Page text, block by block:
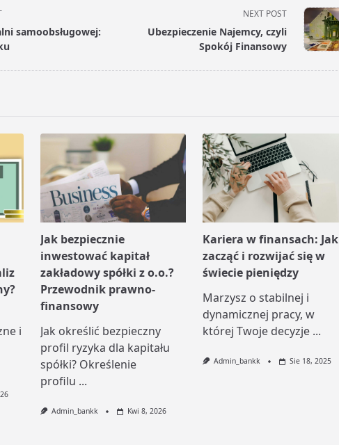
samoobsługowej:
NEXT POST
Ubezpieczenie Najemcy, czyli
Spokój Finansowy
i
Jak bezpiecznie
inwestować kapitał
zakładowy spółki z o.o.?
Przewodnik prawno-
finansowy
Jak określić bezpieczny
profil ryzyka dla kapitału
spółki? Określenie
profilu ...
Admin_bankk Kwi 8, 2026
Kariera w finansach: Jak
zacząć i rozwijać się w
świecie pieniędzy
Marzysz o stabilnej i
dynamicznej pracy, w
której Twoje decyzje ...
Admin_bankk Sie 18, 2025